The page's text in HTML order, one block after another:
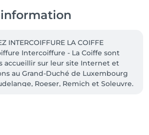
INTERCOIFFURE LA COIFFE
Intercoiffure - La Coiffe sont
accueillir sur leur site Internet et
au Grand-Duché de Luxembourg
Roeser, Remich et Soleuvre.